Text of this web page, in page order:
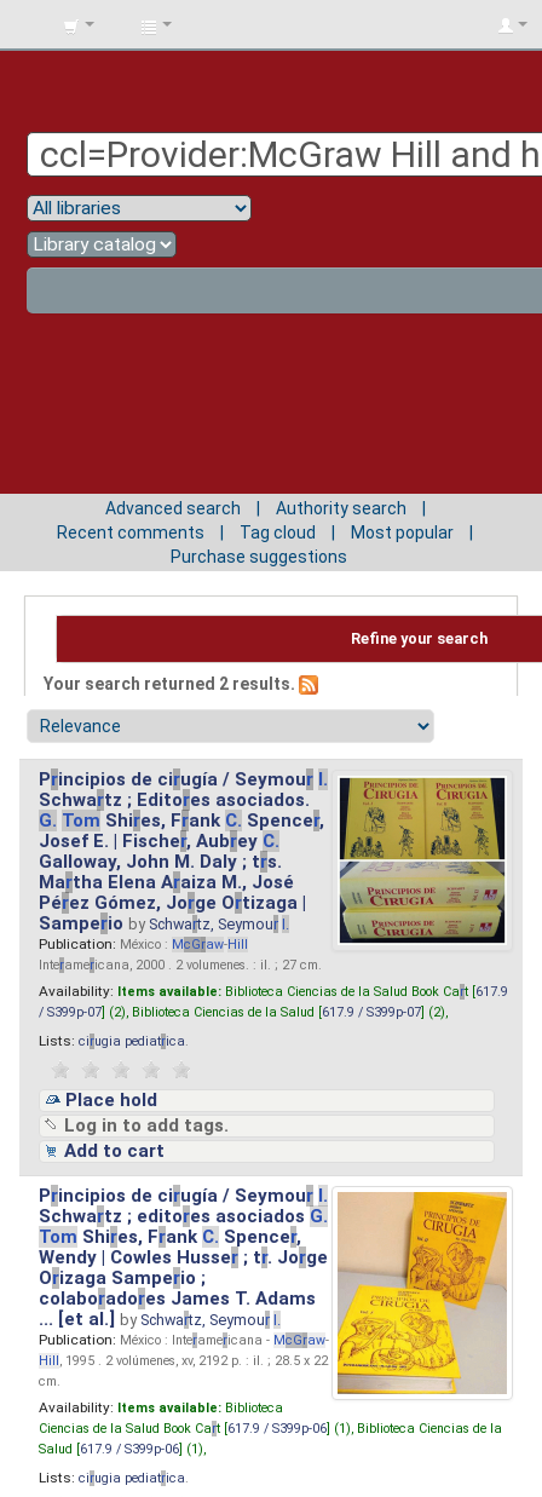
BIBLIOTECA
Advanced search
Authority search
Recent comments
Tag cloud
Most popular
Purchase suggestions
Refine your search
Your search returned 2 results.
Principios de cirugía / Seymour I.
Schwartz ; Editores asociados.
G. Tom Shires, Frank C. Spencer,
Josef E. | Fischer, Aubrey C.
Galloway, John M. Daly ; trs.
Martha Elena Araiza M., José
Pérez Gómez, Jorge Ortizaga |
Samperio by Schwartz, Seymour I.
Publication: México : McGraw-Hill
Interamericana, 2000 . 2 volumenes. : il. ; 27 cm.
Availability: Items available: Biblioteca Ciencias de la Salud Book Cart [ 617.9
/ S399p-07 ] (2), Biblioteca Ciencias de la Salud [ 617.9 / S399p-07 ] (2),
Lists: cirugia pediatrica
Place hold
Log in to add tags.
Add to cart
Principios de cirugía / Seymour I.
Schwartz ; editores asociados G.
Tom Shires, Frank C. Spencer,
Wendy | Cowles Husser ; tr. Jorge
Orizaga Samperio ;
colaboradores James T. Adams
... [et al.]by Schwartz, Seymour I.
Publication: México : Interamericana - McGraw-
Hill, 1995 . 2 volúmenes, xv, 2192 p. : il. ; 28.5 x 22
cm.
Availability: Items available: Biblioteca
Ciencias de la Salud Book Cart [ 617.9 / S399p-06 ] (1), Biblioteca Ciencias de la
Salud [ 617.9 / S399p-06 ] (1),
Lists: cirugia pediatrica